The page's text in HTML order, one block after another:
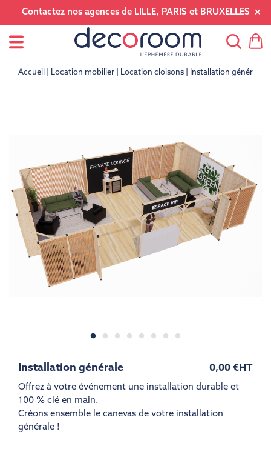
Contactez nos agences de LILLE, PARIS et BRUXELLES
Accueil Location mobilier Location cloisons Installation générale
Installation générale 0,00 €HT
Offrez à votre événement une installation durable et
100 % clé en main.
Créons ensemble le canevas de votre installation
générale !